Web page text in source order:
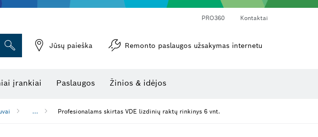
PRO360 Kontaktai
Jūsų paieška Remonto paslaugos užsakymas internetu
įrankiai Paslaugos Žinios & idėjos
... Profesionalams skirtas VDE lizdinių raktų rinkinys 6 vnt.